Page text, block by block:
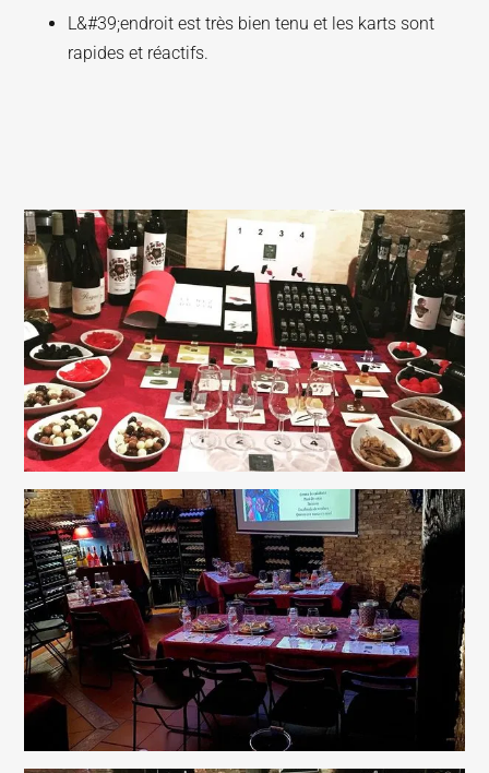
L&#39;endroit est très bien tenu et les karts sont
rapides et réactifs.